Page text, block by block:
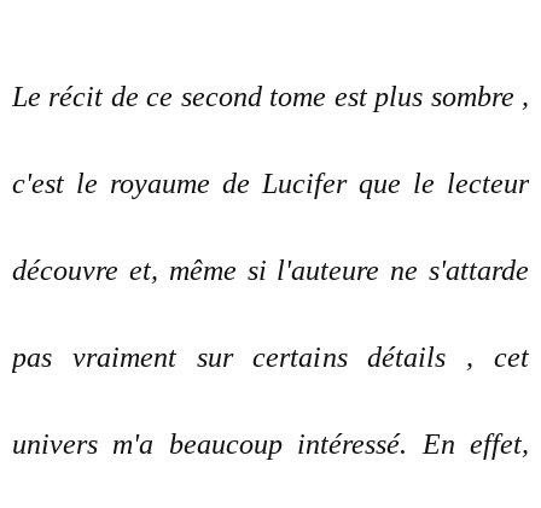
Le récit de ce second tome est plus sombre ,
c'est le royaume de Lucifer que le lecteur
découvre et, même si l'auteure ne s'attarde
pas vraiment sur certains détails , cet
univers m'a beaucoup intéressé. En effet,